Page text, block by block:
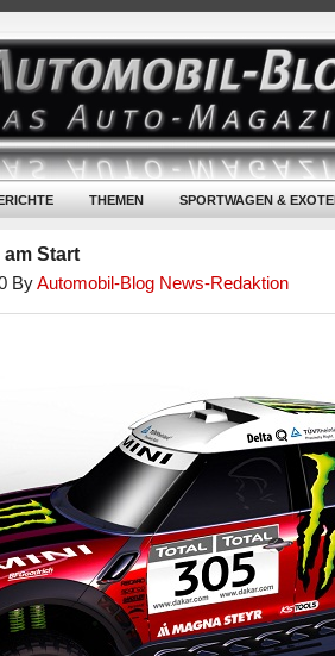
THEMEN SPORTWAGEN &
am Start
ByAutomobil-Blog News-Redaktion